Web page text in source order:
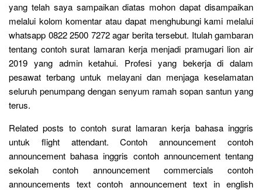
yang telah saya sampaikan diatas mohon dapat disampaikan
melalui kolom komentar atau dapat menghubungi kami melalui
whatsapp 0822 2500 7272 agar berita tersebut. Itulah gambaran
tentang contoh surat lamaran kerja menjadi pramugari lion air
2019 yang admin ketahui. Profesi yang bekerja di dalam
pesawat terbang untuk melayani dan menjaga keselamatan
seluruh penumpang dengan senyum ramah sopan santun yang
terus.
Related posts to contoh surat lamaran kerja bahasa inggris
untuk flight attendant. Contoh announcement contoh
announcement bahasa inggris contoh announcement tentang
sekolah contoh announcement commercials contoh
announcements text contoh announcement text in english